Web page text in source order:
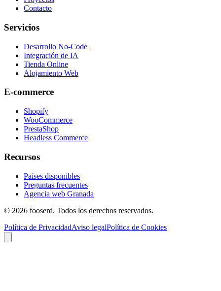
Contacto
Servicios
Desarrollo No-Code
Integración de IA
Tienda Online
Alojamiento Web
E-commerce
Shopify
WooCommerce
PrestaShop
Headless Commerce
Recursos
Países disponibles
Preguntas frecuentes
Agencia web Granada
© 2026 fooserd. Todos los derechos reservados.
Política de PrivacidadAviso legalPolítica de Cookies